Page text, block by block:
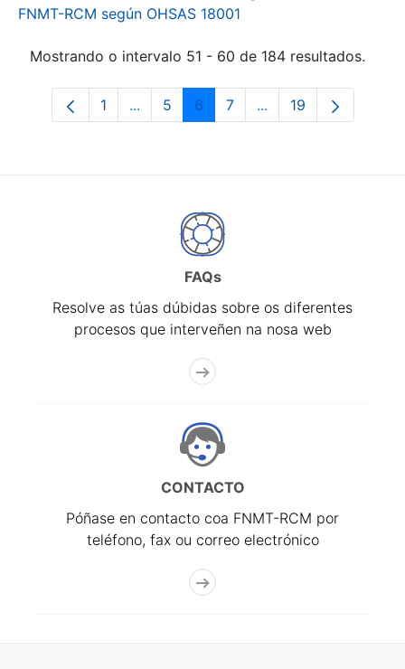
FNMT-RCM según OHSAS 18001
Mostrando o intervalo 51 - 60 de 184 resultados.
Páxina
1 ...Páxinas intermedias Use pestaña para
Páxina
5 Páxina
6 Páxina
7 ...Páxinas intermedias
Páxina
19
FAQs
Resolve as túas dúbidas sobre os diferentes
procesos que interveñen na nosa web
CONTACTO
Póñase en contacto coa FNMT-RCM por
teléfono, fax ou correo electrónico